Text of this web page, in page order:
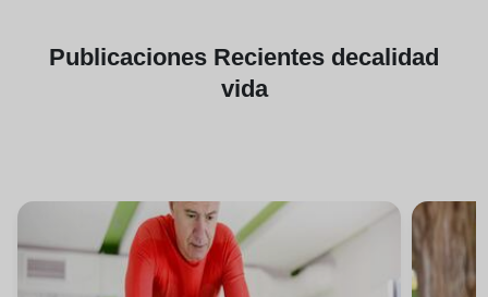
Publicaciones Recientes decalidad
vida